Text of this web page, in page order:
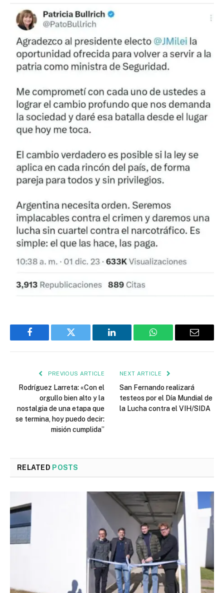
Facebook Twitter LinkedIn WhatsApp Email
PREVIOUS ARTICLE
Rodríguez Larreta: «Con el
orgullo bien alto y la
nostalgia de una etapa que
se termina, hoy puedo decir:
misión cumplida”
NEXT ARTICLE
San Fernando realizará
testeos por el Día Mundial de
la Lucha contra el VIH/SIDA
RELATED POSTS